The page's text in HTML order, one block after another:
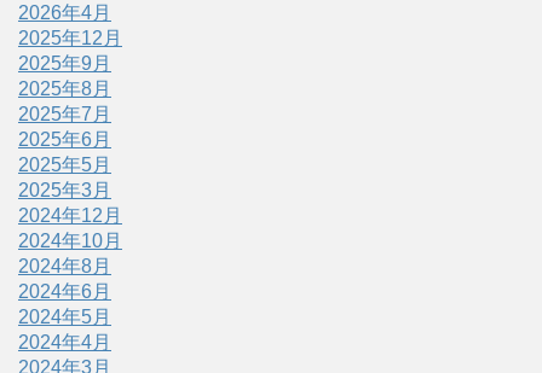
2026年4月
2025年12月
2025年9月
2025年8月
2025年7月
2025年6月
2025年5月
2025年3月
2024年12月
2024年10月
2024年8月
2024年6月
2024年5月
2024年4月
2024年3月